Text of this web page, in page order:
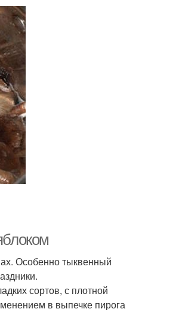
Особенно тыквенный
сортов, с плотной
в выпечке пирога